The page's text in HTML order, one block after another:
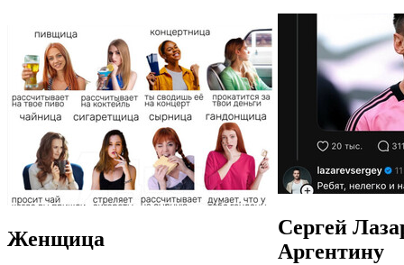
Женщица
Сергей
Аргентину